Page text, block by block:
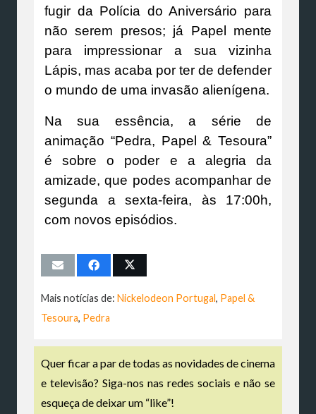
fugir da Polícia do Aniversário para
não serem presos; já Papel mente
para impressionar a sua vizinha
Lápis, mas acaba por ter de defender
o mundo de uma invasão alienígena.
Na sua essência, a série de
animação “Pedra, Papel & Tesoura”
é sobre o poder e a alegria da
amizade, que podes acompanhar de
segunda a sexta-feira, às 17:00h,
com novos episódios.
Mais notícias de: Nickelodeon Portugal, Papel &
Tesoura, Pedra
Quer ficar a par de todas as novidades de cinema
e televisão? Siga-nos nas redes sociais e não se
esqueça de deixar um “like”!